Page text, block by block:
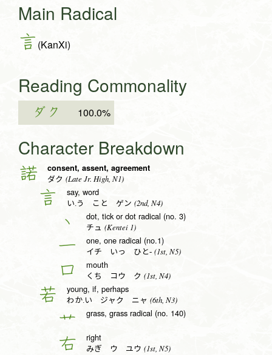
Main Radical
言 (KanXi)
Reading Commonality
ダク 100.0%
Character Breakdown
諾 consent, assent, agreement
ダク (Late Jr. High, N1)
言 say, word
い.う こと ゲン (2nd, N4)
丶 dot, tick or dot radical (no. 3)
チュ (Kentei 1)
一 one, one radical (no.1)
イチ いっ ひと- (1st, N5)
口 mouth
くち コウ ク (1st, N4)
若 young, if, perhaps
わか.い ジャク ニャ (6th, N3)
艹 grass, grass radical (no. 140)
右 right
みぎ ウ ユウ (1st, N5)